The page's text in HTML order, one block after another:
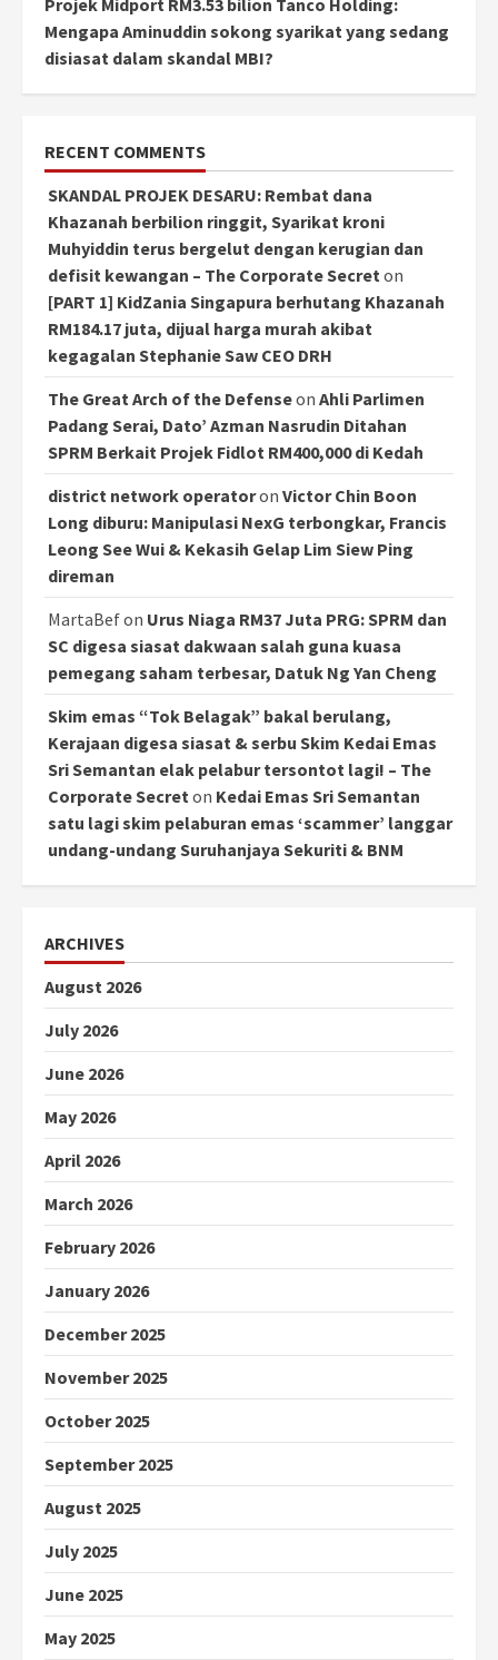
Projek Midport RM3.53 bilion Tanco Holding:
Mengapa Aminuddin sokong syarikat yang sedang
disiasat dalam skandal MBI?
RECENT COMMENTS
SKANDAL PROJEK DESARU: Rembat dana
Khazanah berbilion ringgit, Syarikat kroni
Muhyiddin terus bergelut dengan kerugian dan
defisit kewangan – The Corporate Secreton
[PART 1] KidZania Singapura berhutang Khazanah
RM184.17 juta, dijual harga murah akibat
kegagalan Stephanie Saw CEO DRH
The Great Arch of the Defenseon Ahli Parlimen
Padang Serai, Dato’ Azman Nasrudin Ditahan
SPRM Berkait Projek Fidlot RM400,000 di Kedah
district network operatoron Victor Chin Boon
Long diburu: Manipulasi NexG terbongkar, Francis
Leong See Wui & Kekasih Gelap Lim Siew Ping
direman
MartaBefon Urus Niaga RM37 Juta PRG: SPRM dan
SC digesa siasat dakwaan salah guna kuasa
pemegang saham terbesar, Datuk Ng Yan Cheng
Skim emas “Tok Belagak” bakal berulang,
Kerajaan digesa siasat & serbu Skim Kedai Emas
Sri Semantan elak pelabur tersontot lagi! – The
Corporate Secreton Kedai Emas Sri Semantan
satu lagi skim pelaburan emas ‘scammer’ langgar
undang-undang Suruhanjaya Sekuriti & BNM
ARCHIVES
August 2026
July 2026
June 2026
May 2026
April 2026
March 2026
February 2026
January 2026
December 2025
November 2025
October 2025
September 2025
August 2025
July 2025
June 2025
May 2025